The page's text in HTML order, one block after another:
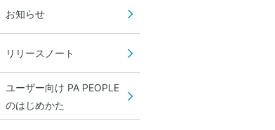
お知らせ
リリースノート
ユーザー向け PA PEOPLE
のはじめかた